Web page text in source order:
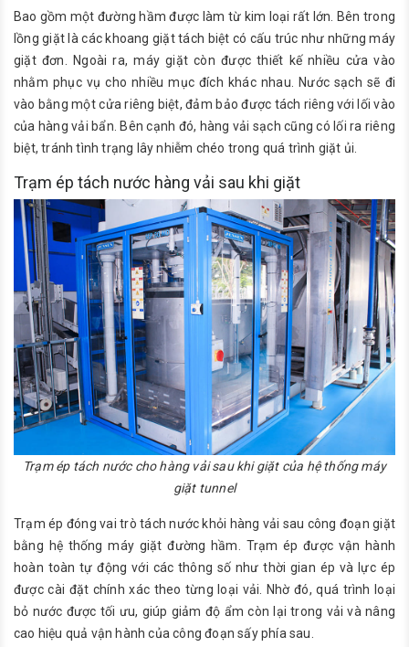
Bao gồm một đường hầm được làm từ kim loại rất lớn. Bên trong
lồng giặt là các khoang giặt tách biệt có cấu trúc như những máy
giặt đơn. Ngoài ra, máy giặt còn được thiết kế nhiều cửa vào
nhằm phục vụ cho nhiều mục đích khác nhau. Nước sạch sẽ đi
vào bằng một cửa riêng biệt, đảm bảo được tách riêng với lối vào
của hàng vải bẩn. Bên cạnh đó, hàng vải sạch cũng có lối ra riêng
biệt, tránh tình trạng lây nhiễm chéo trong quá trình giặt ủi.
Trạm ép tách nước hàng vải sau khi giặt
Trạm ép tách nước cho hàng vải sau khi giặt của hệ thống máy
giặt tunnel
Trạm ép đóng vai trò tách nước khỏi hàng vải sau công đoạn giặt
bằng hệ thống máy giặt đường hầm. Trạm ép được vận hành
hoàn toàn tự động với các thông số như thời gian ép và lực ép
được cài đặt chính xác theo từng loại vải. Nhờ đó, quá trình loại
bỏ nước được tối ưu, giúp giảm độ ẩm còn lại trong vải và nâng
cao hiệu quả vận hành của công đoạn sấy phía sau.